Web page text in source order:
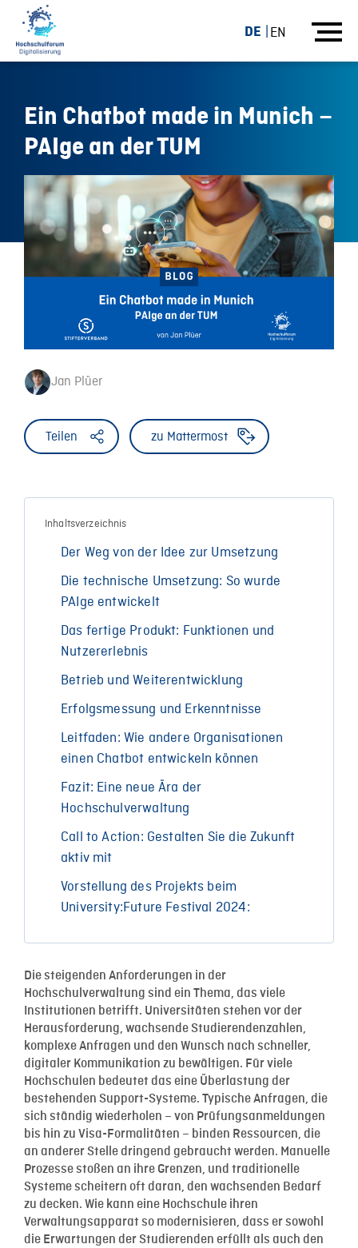
DE EN
Ein Chatbot made in Munich –
PAIge an der TUM
Jan Plüer
Teilen zu Mattermost
Inhaltsverzeichnis
Der Weg von der Idee zur Umsetzung
Die technische Umsetzung: So wurde
PAIge entwickelt
Das fertige Produkt: Funktionen und
Nutzererlebnis
Betrieb und Weiterentwicklung
Erfolgsmessung und Erkenntnisse
Leitfaden: Wie andere Organisationen
einen Chatbot entwickeln können
Fazit: Eine neue Ära der
Hochschulverwaltung
Call to Action: Gestalten Sie die Zukunft
aktiv mit
Vorstellung des Projekts beim
University:Future Festival 2024:
Die steigenden Anforderungen in der
Hochschulverwaltung sind ein Thema, das viele
Institutionen betrifft. Universitäten stehen vor der
Herausforderung, wachsende Studierendenzahlen,
komplexe Anfragen und den Wunsch nach schneller,
digitaler Kommunikation zu bewältigen. Für viele
Hochschulen bedeutet das eine Überlastung der
bestehenden Support-Systeme. Typische Anfragen, die
sich ständig wiederholen – von Prüfungsanmeldungen
bis hin zu Visa-Formalitäten – binden Ressourcen, die
an anderer Stelle dringend gebraucht werden. Manuelle
Prozesse stoßen an ihre Grenzen, und traditionelle
Systeme scheitern oft daran, den wachsenden Bedarf
zu decken. Wie kann eine Hochschule ihren
Verwaltungsapparat so modernisieren, dass er sowohl
die Erwartungen der Studierenden erfüllt als auch den